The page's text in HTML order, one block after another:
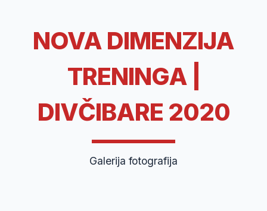
NOVA DIMENZIJA
TRENINGA |
DIVČIBARE 2020
Galerija fotografija